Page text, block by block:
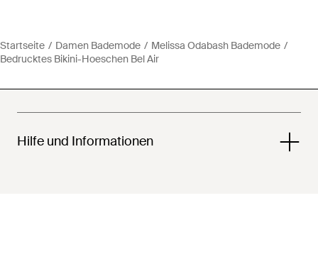
Startseite Damen Bademode
Melissa Odabash Bademode
Bedrucktes Bikini-Hoeschen Bel Air
Hilfe und Informationen